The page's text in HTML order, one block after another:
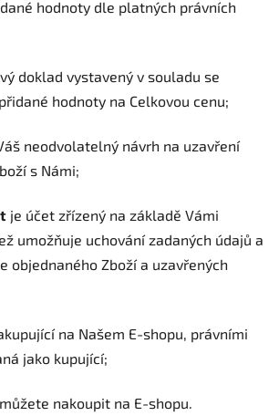
hodnoty dle platných právních
doklad vystavený v souladu se
hodnoty na Celkovou cenu;
neodvolatelný návrh na uzavření
s Námi;
je účet zřízený na základě Vámi
umožňuje uchování zadaných údajů a
objednaného Zboží a uzavřených
na Našem E-shopu, právními
jako kupující;
nakoupit na E-shopu.